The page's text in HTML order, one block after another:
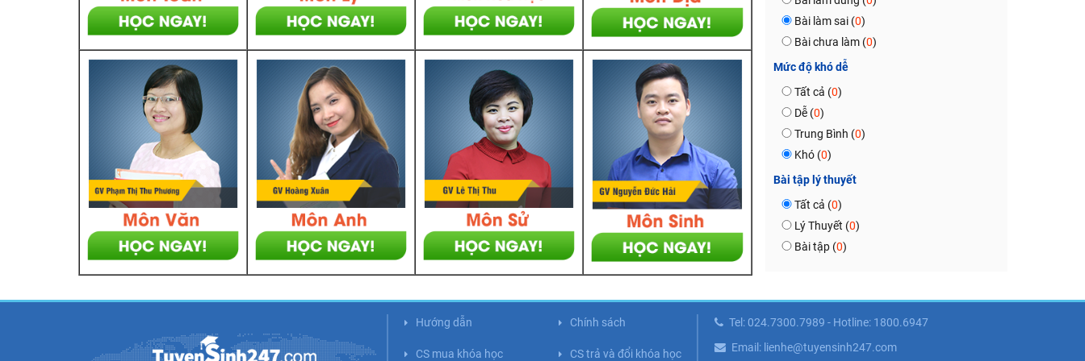
Bài làm sai (0)
Bài chưa làm (0)
Mức độ khó dễ
Tất cả (0)
Dễ (0)
Trung Bình (0)
Khó (0)
Bài tập lý thuyết
Tất cả (0)
Lý Thuyết (0)
Bài tập (0)
Hướng dẫn Chính sách
CS mua khóa học CS trả và đổi khóa học
Tel: 024.7300.7989 - Hotline: 1800.6947
Email: lienhe@tuyensinh247.com